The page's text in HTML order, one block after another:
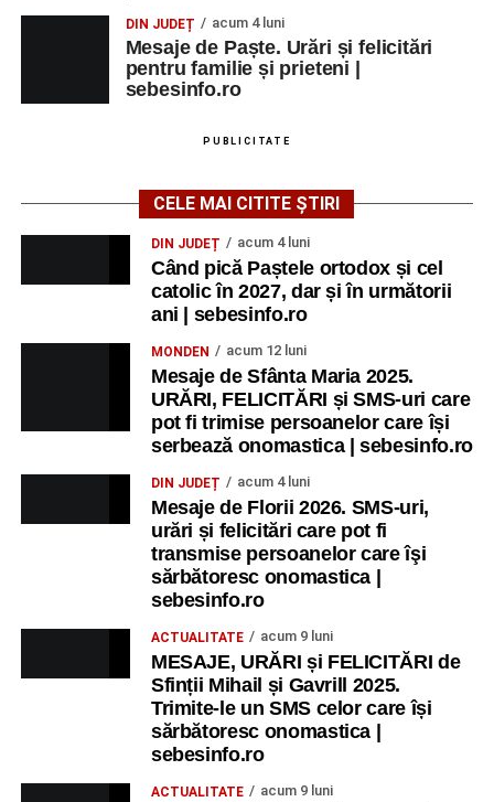
DIN JUDEȚ acum 4 luni
Mesaje de Paște. Urări și felicitări
pentru familie și prieteni |
sebesinfo.ro
PUBLICITATE
CELE MAI CITITE ȘTIRI
DIN JUDEȚ acum 4 luni
Când pică Paștele ortodox și cel
catolic în 2027, dar și în următorii
ani | sebesinfo.ro
MONDEN acum 12 luni
Mesaje de Sfânta Maria 2025.
URĂRI, FELICITĂRI și SMS-uri care
pot fi trimise persoanelor care își
serbează onomastica | sebesinfo.ro
DIN JUDEȚ acum 4 luni
Mesaje de Florii 2026. SMS-uri,
urări și felicitări care pot fi
transmise persoanelor care îşi
sărbătoresc onomastica |
sebesinfo.ro
ACTUALITATE acum 9 luni
MESAJE, URĂRI și FELICITĂRI de
Sfinții Mihail și Gavrill 2025.
Trimite-le un SMS celor care își
sărbătoresc onomastica |
sebesinfo.ro
ACTUALITATE acum 9 luni